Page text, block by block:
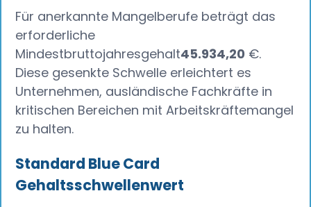
Für anerkannte Mangelberufe beträgt das
erforderliche
Mindestbruttojahresgehalt45.934,20 €.
Diese gesenkte Schwelle erleichtert es
Unternehmen, ausländische Fachkräfte in
kritischen Bereichen mit Arbeitskräftemangel
zu halten.
Standard Blue Card
Gehaltsschwellenwert